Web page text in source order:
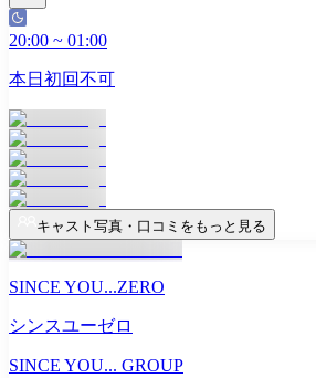
20:00 ~ 01:00
本日初回不可
キャスト写真・口コミをもっと見る
SINCE YOU...ZERO
シンスユーゼロ
SINCE YOU... GROUP